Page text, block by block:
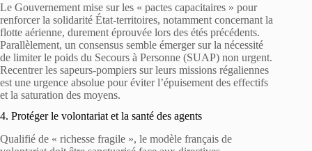
Le Gouvernement mise sur les « pactes capacitaires » pour
renforcer la solidarité État-territoires, notamment concernant la
flotte aérienne, durement éprouvée lors des étés précédents.
Parallèlement, un consensus semble émerger sur la nécessité
de limiter le poids du Secours à Personne (SUAP) non urgent.
Recentrer les sapeurs-pompiers sur leurs missions régaliennes
est une urgence absolue pour éviter l’épuisement des effectifs
et la saturation des moyens.
4. Protéger le volontariat et la santé des agents
Qualifié de « richesse fragile », le modèle français de